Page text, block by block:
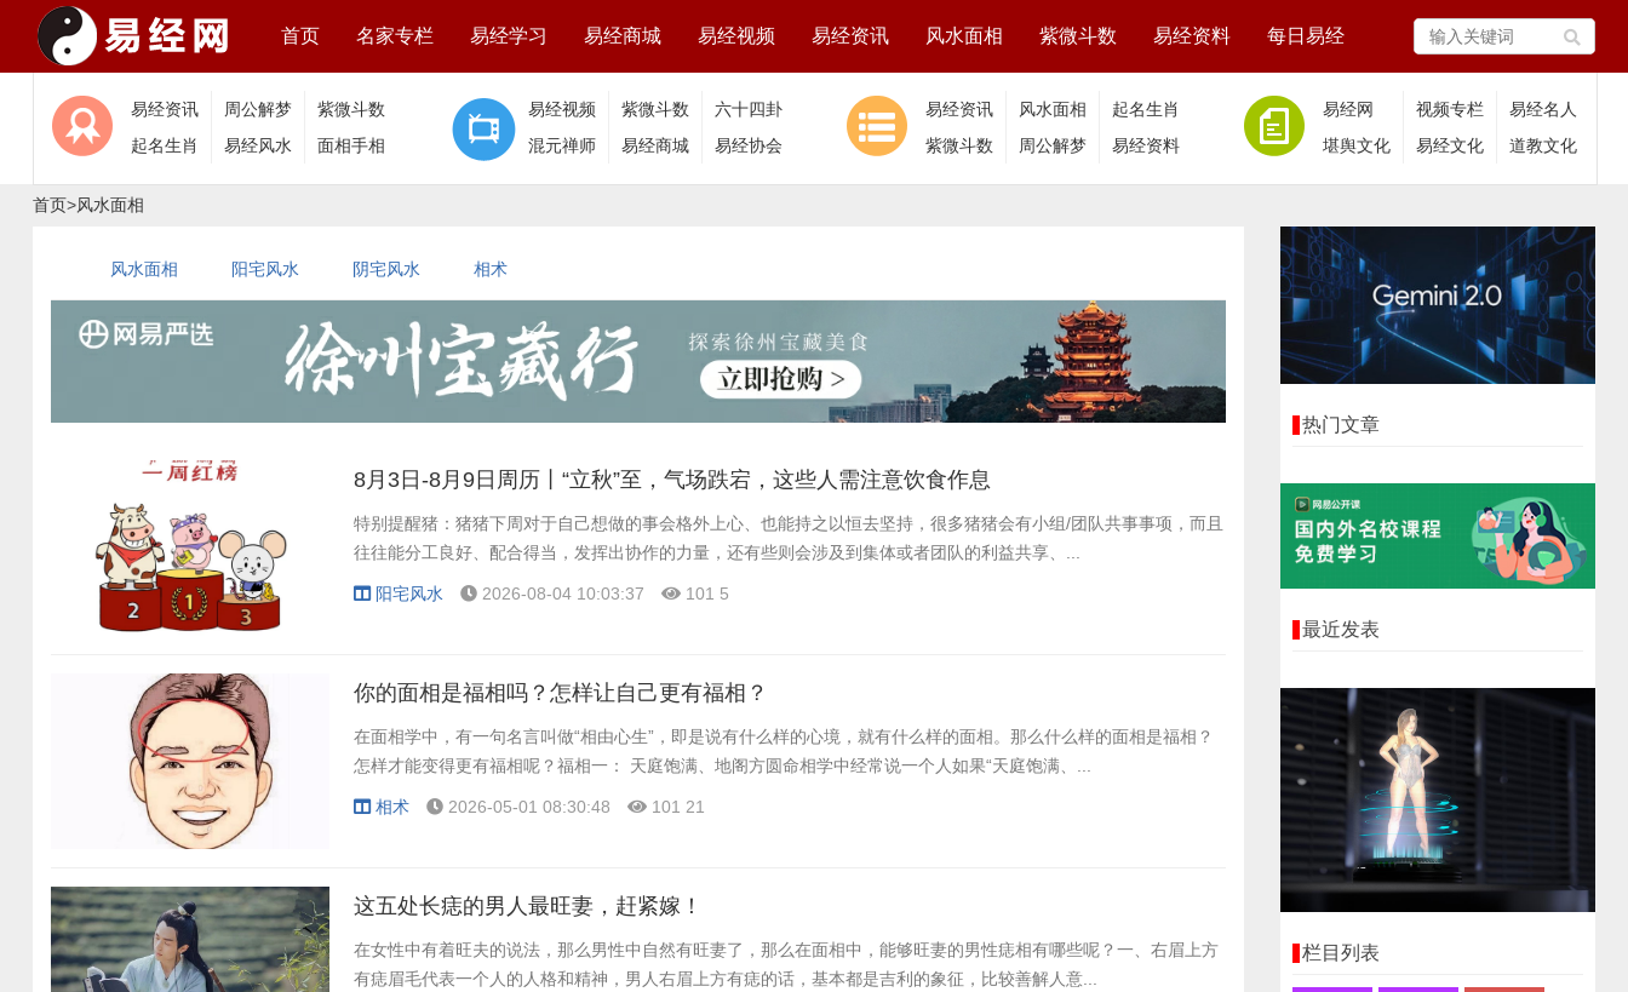
首页 名家专栏 易经学习 易经商城 易经视频 易经资讯 风水面相 紫微斗数 易经资料 每日易经
易经资讯 周公解梦
紫微斗数
起名生肖
易经风水 面相手相
易经视频
紫微斗数
视频
六十四卦
混元禅师
易经商城 易经协会
易经资讯 风水面相
起名生肖
紫微斗数
周公解梦 易经资料
易经网 视频专栏
易经名人
堪舆文化
易经文化 道教文化
首页>风水面相
风水面相 阳宅风水 阴宅风水 相术
8月3日-8月9日周历丨“立秋”至，气场跌宕，这些人需注意饮食作息
特别提醒猪：猪猪下周对于自己想做的事会格外上心、也能持之以恒去坚持，很多猪猪会有小组/团队共事事项，而且
往往能分工良好、配合得当，发挥出协作的力量，还有些则会涉及到集体或者团队的利益共享、...
阳宅风水 2026-08-04 10:03:37 101 5
你的面相是福相吗？怎样让自己更有福相？
在面相学中，有一句名言叫做“相由心生”，即是说有什么样的心境，就有什么样的面相。那么什么样的面相是福相？
怎样才能变得更有福相呢？福相一： 天庭饱满、地阁方圆命相学中经常说一个人如果“天庭饱满、...
相术 2026-05-01 08:30:48 101 21
这五处长痣的男人最旺妻，赶紧嫁！
在女性中有着旺夫的说法，那么男性中自然有旺妻了，那么在面相中，能够旺妻的男性痣相有哪些呢？一、右眉上方
有痣眉毛代表一个人的人格和精神，男人右眉上方有痣的话，基本都是吉利的象征，比较善解人意...
热门文章
最近发表
栏目列表